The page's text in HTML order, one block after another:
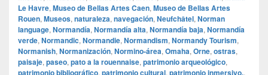
Le Havre, Museo de Bellas Artes Caen, Museo de Bellas Artes
Rouen, Museos, naturaleza, navegación, Neufchâtel, Norman
language, Normandía, Normandía alta, Normandía baja, Normandía
verde, Normandic, Normandie, Normandism, Normandy Tourism,
Normanish, Normanización, Normino‑área, Omaha, Orne, ostras,
paisaje, paseo, pato a la rouennaise, patrimonio arqueológico,
patrimonio bibliográfico, patrimonio cultural, patrimonio inmersivo.,